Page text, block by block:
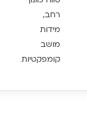
רחב,
מידות
מושב
קומפקטיות